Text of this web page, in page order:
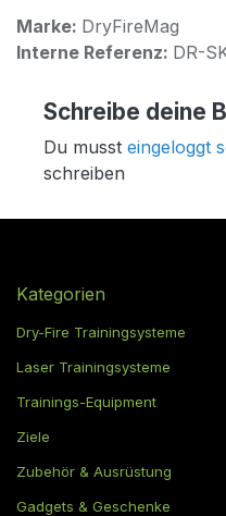
Marke: DryFireMag
Interne Referenz: DR-
Schreibe deine
Du musst eingeloggt
schreiben
Kategorien
Dry-Fire Trainingsysteme
Laser Trainingsysteme
Trainings-Equipment
Ziele
Zubehör & Ausrüstung
Gadgets & Geschenke